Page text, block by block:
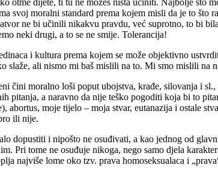
svoj moralni standard prema kojem misli da je to što
ne bi učinili nikakvu pravdu, već suprotno, to bi
neki drugi, a to se ne smije. Tolerancija!
i kultura prema kojem se može objektivno
slaže, ali nismo mi baš mislili na to. Mi smo mislili na
čini moralno loši poput ubojstva, krađe, silovanja i
pitanja, a naravno da nije teško pogoditi koja bi to
moje tijelo – moja stvar, eutanazija i ostale
ili nije.
dopustiti i nipošto ne osuđivati, a kao jednog od
Pri tome ne osuđuje nikoga, nego samo djela
najviše lome oko tzv. prava homoseksualaca i